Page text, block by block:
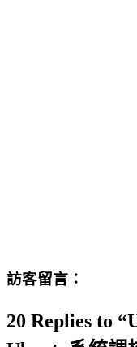
訪客留言：
20 Replies to